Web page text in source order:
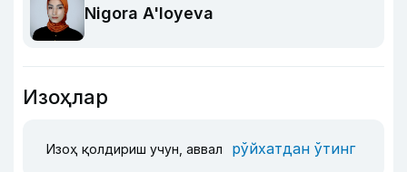
Nigora A'loyeva
Изоҳлар
Изоҳ қолдириш учун, аввал рўйхатдан ўтинг